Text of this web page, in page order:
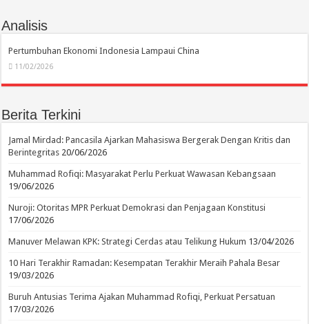
Analisis
Pertumbuhan Ekonomi Indonesia Lampaui China
11/02/2026
Berita Terkini
Jamal Mirdad: Pancasila Ajarkan Mahasiswa Bergerak Dengan Kritis dan
Berintegritas 20/06/2026
Muhammad Rofiqi: Masyarakat Perlu Perkuat Wawasan Kebangsaan
19/06/2026
Nuroji: Otoritas MPR Perkuat Demokrasi dan Penjagaan Konstitusi
17/06/2026
Manuver Melawan KPK: Strategi Cerdas atau Telikung Hukum 13/04/2026
10 Hari Terakhir Ramadan: Kesempatan Terakhir Meraih Pahala Besar
19/03/2026
Buruh Antusias Terima Ajakan Muhammad Rofiqi, Perkuat Persatuan
17/03/2026